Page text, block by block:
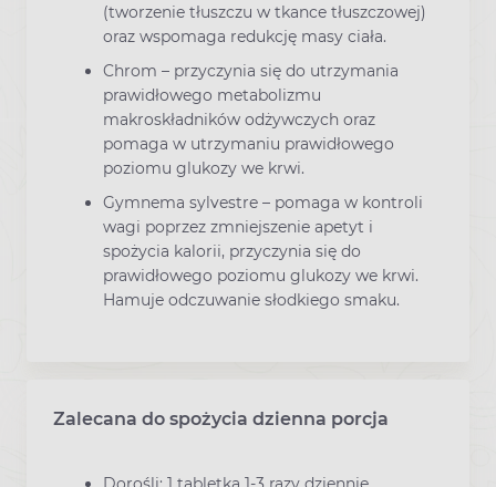
(tworzenie tłuszczu w tkance tłuszczowej)
oraz wspomaga redukcję masy ciała.
Chrom – przyczynia się do utrzymania
prawidłowego metabolizmu
makroskładników odżywczych oraz
pomaga w utrzymaniu prawidłowego
poziomu glukozy we krwi.
Gymnema sylvestre – pomaga w kontroli
wagi poprzez zmniejszenie apetyt i
spożycia kalorii, przyczynia się do
prawidłowego poziomu glukozy we krwi.
Hamuje odczuwanie słodkiego smaku.
Zalecana do spożycia dzienna porcja